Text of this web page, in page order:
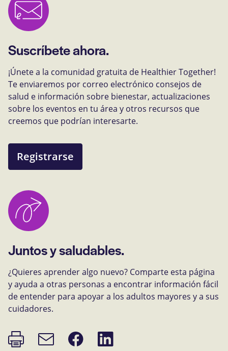
Suscríbete ahora.
¡Únete a la comunidad gratuita de Healthier Together!
Te enviaremos por correo electrónico consejos de
salud e información sobre bienestar, actualizaciones
sobre los eventos en tu área y otros recursos que
creemos que podrían interesarte.
Registrarse
Juntos y saludables.
¿Quieres aprender algo nuevo? Comparte esta página
y ayuda a otras personas a encontrar información fácil
de entender para apoyar a los adultos mayores y a sus
cuidadores.
Imprimir
página
Enlace
de
Compartir
en
Compartir
en